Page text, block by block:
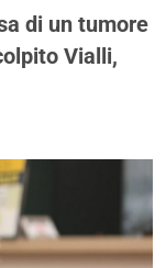
di un tumore
Vialli,